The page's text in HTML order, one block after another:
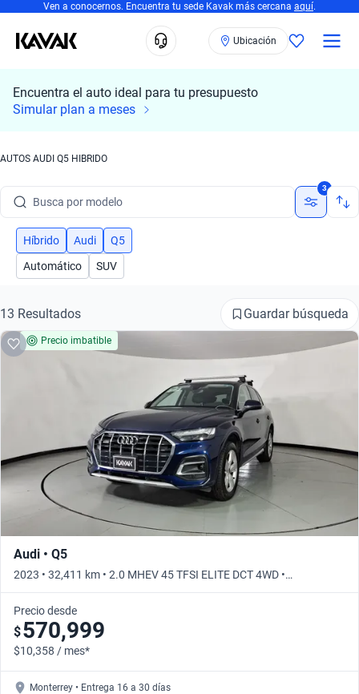
Ven a conocernos. Encuentra tu sede Kavak más cercana aquí.
Ubicación
Encuentra el auto ideal para tu presupuesto
Simular plan a meses
AUTOS AUDI Q5 HIBRIDO
Busca por modelo
Busca por versión
Busca por año
3
Híbrido Audi
Q5
Automático
SUV
13 Resultados Guardar búsqueda
Precio imbatible
Audi • Q5
2023 • 32,411 km • 2.0 MHEV 45 TFSI ELITE DCT 4WD •
Automático
Precio desde
$570,999
$10,358 / mes*
Monterrey • Entrega 16 a 30 días